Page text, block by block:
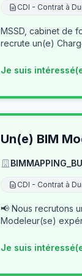
CDI - Contrat à
MSSD, cabinet de
recrute un(e)
Je suis
Un(e) BIM
CDI - Contrat à
📢 Nous recrutons un(e) BIM Modeleur(se)
Modeleur(se)
Je suis